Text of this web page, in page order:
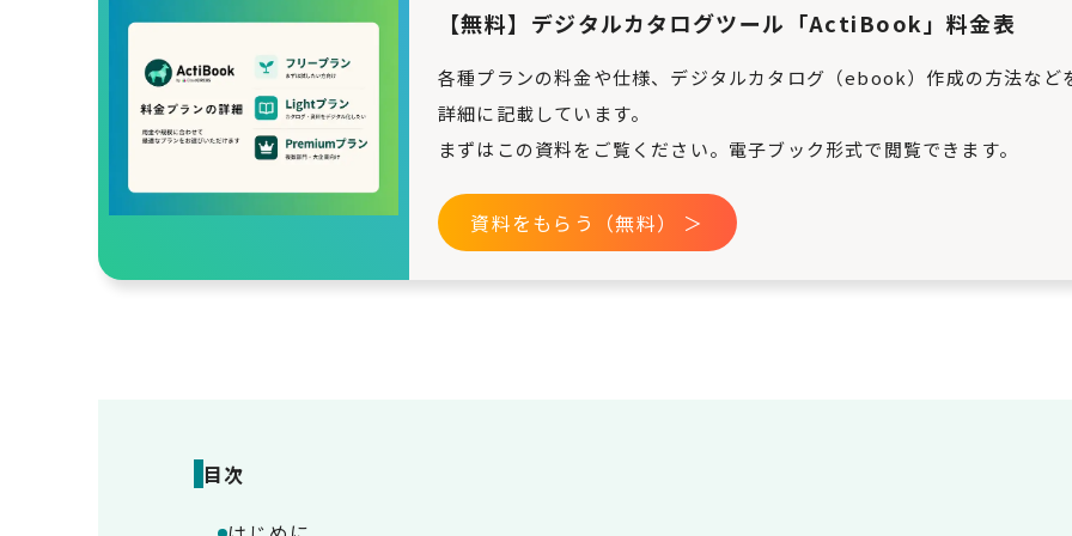
【無料】デジタルカタログツール「ActiBook」料金表
各種プランの料金や仕様、デジタルカタログ（ebook）作成の方法など
詳細に記載しています。
まずはこの資料をご覧ください。電子ブック形式で閲覧できます。
資料をもらう（無料） ＞
目次